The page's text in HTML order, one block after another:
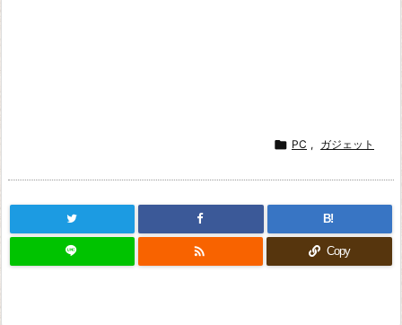
 PC , ガジェット
B!
 Copy